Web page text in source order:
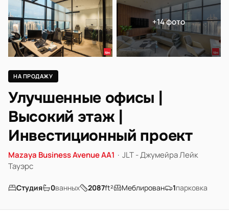
+14 фото
НА ПРОДАЖУ
Улучшенные офисы |
Высокий этаж |
Инвестиционный проект
Mazaya Business Avenue AA1 · JLT - Джумейра Лейк
Тауэрс
Студия 0ванных 2087ft² Меблирован 1парковка